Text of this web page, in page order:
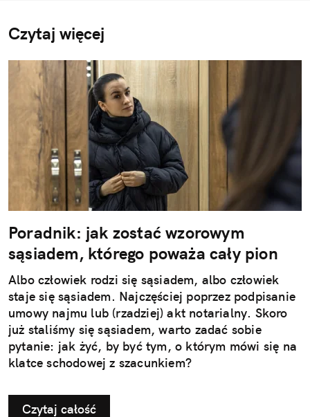
Czytaj więcej
Poradnik: jak zostać wzorowym
sąsiadem, którego poważa cały pion
Albo człowiek rodzi się sąsiadem, albo człowiek
staje się sąsiadem. Najczęściej poprzez podpisanie
umowy najmu lub (rzadziej) akt notarialny. Skoro
już staliśmy się sąsiadem, warto zadać sobie
pytanie: jak żyć, by być tym, o którym mówi się na
klatce schodowej z szacunkiem?
Czytaj całość